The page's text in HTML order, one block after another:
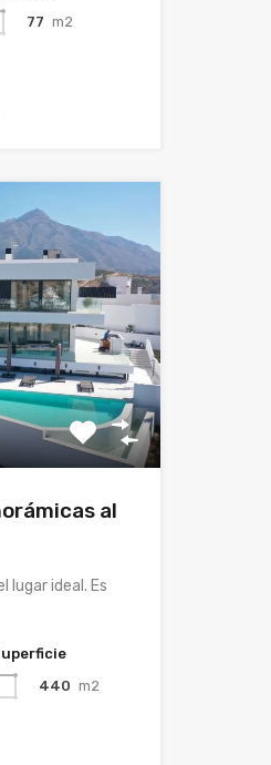
77 m2
al
lugar ideal. Es
440 m2